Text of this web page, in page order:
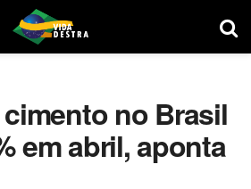
no Brasil
em abril, aponta